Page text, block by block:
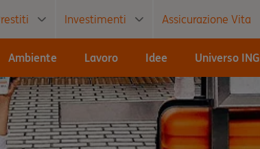
Investimenti Assicurazione Vita
Ambiente Lavoro Idee Universo ING